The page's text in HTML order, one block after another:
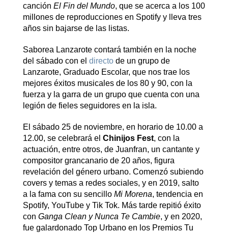
canción El Fin del Mundo, que se acerca a los 100
millones de reproducciones en Spotify y lleva tres
años sin bajarse de las listas.
Saborea Lanzarote contará también en la noche
del sábado con el directode un grupo de
Lanzarote, Graduado Escolar, que nos trae los
mejores éxitos musicales de los 80 y 90, con la
fuerza y la garra de un grupo que cuenta con una
legión de fieles seguidores en la isla.
El sábado 25 de noviembre, en horario de 10.00 a
12.00, se celebrará el Chinijos Fest, con la
actuación, entre otros, de Juanfran, un cantante y
compositor grancanario de 20 años, figura
revelación del género urbano. Comenzó subiendo
covers y temas a redes sociales, y en 2019, salto
a la fama con su sencillo Mi Morena, tendencia en
Spotify, YouTube y Tik Tok. Más tarde repitió éxito
con Ganga Clean y Nunca Te Cambie, y en 2020,
fue galardonado Top Urbano en los Premios Tu